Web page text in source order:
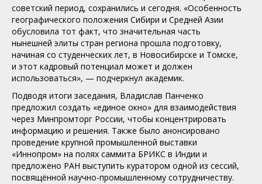
советский период, сохранились и сегодня. «Особенность
географического положения Сибири и Средней Азии
обусловила тот факт, что значительная часть
нынешней элиты стран региона прошла подготовку,
начиная со студенческих лет, в Новосибирске и Томске,
и этот кадровый потенциал может и должен
использоваться», — подчеркнул академик.
Подводя итоги заседания, Владислав Панченко
предложил создать «единое окно» для взаимодействия
через Минпромторг России, чтобы концентрировать
информацию и решения. Также было анонсировано
проведение крупной промышленной выставки
«Иннопром» на полях саммита БРИКС в Индии и
предложено РАН выступить куратором одной из сессий,
посвящённой научно-промышленному сотрудничеству.